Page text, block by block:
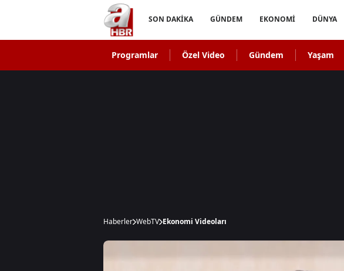
SON DAKİKA GÜNDEM EKONOMİ DÜNYA
Programlar Özel Video Gündem Yaşam
Haberler WebTV Ekonomi Videoları